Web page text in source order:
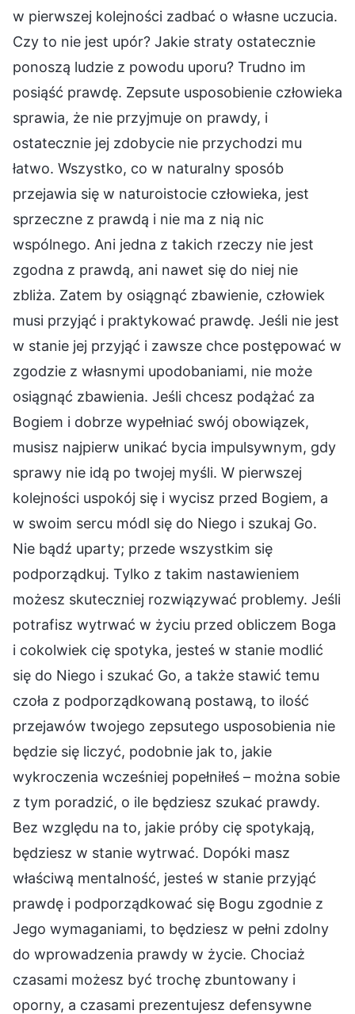
w pierwszej kolejności zadbać o własne uczucia.
Czy to nie jest upór? Jakie straty ostatecznie
ponoszą ludzie z powodu uporu? Trudno im
posiąść prawdę. Zepsute usposobienie człowieka
sprawia, że nie przyjmuje on prawdy, i
ostatecznie jej zdobycie nie przychodzi mu
łatwo. Wszystko, co w naturalny sposób
przejawia się w naturoistocie człowieka, jest
sprzeczne z prawdą i nie ma z nią nic
wspólnego. Ani jedna z takich rzeczy nie jest
zgodna z prawdą, ani nawet się do niej nie
zbliża. Zatem by osiągnąć zbawienie, człowiek
musi przyjąć i praktykować prawdę. Jeśli nie jest
w stanie jej przyjąć i zawsze chce postępować w
zgodzie z własnymi upodobaniami, nie może
osiągnąć zbawienia. Jeśli chcesz podążać za
Bogiem i dobrze wypełniać swój obowiązek,
musisz najpierw unikać bycia impulsywnym, gdy
sprawy nie idą po twojej myśli. W pierwszej
kolejności uspokój się i wycisz przed Bogiem, a
w swoim sercu módl się do Niego i szukaj Go.
Nie bądź uparty; przede wszystkim się
podporządkuj. Tylko z takim nastawieniem
możesz skuteczniej rozwiązywać problemy. Jeśli
potrafisz wytrwać w życiu przed obliczem Boga
i cokolwiek cię spotyka, jesteś w stanie modlić
się do Niego i szukać Go, a także stawić temu
czoła z podporządkowaną postawą, to ilość
przejawów twojego zepsutego usposobienia nie
będzie się liczyć, podobnie jak to, jakie
wykroczenia wcześniej popełniłeś – można sobie
z tym poradzić, o ile będziesz szukać prawdy.
Bez względu na to, jakie próby cię spotykają,
będziesz w stanie wytrwać. Dopóki masz
właściwą mentalność, jesteś w stanie przyjąć
prawdę i podporządkować się Bogu zgodnie z
Jego wymaganiami, to będziesz w pełni zdolny
do wprowadzenia prawdy w życie. Chociaż
czasami możesz być trochę zbuntowany i
oporny, a czasami prezentujesz defensywne